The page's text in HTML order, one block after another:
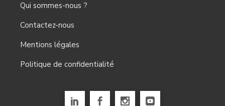
Qui sommes-nous ?
Contactez-nous
Mentions légales
Politique de confidentialité